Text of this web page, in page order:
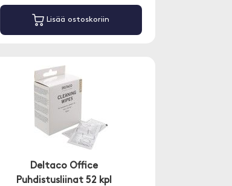
Lisää ostoskoriin
Deltaco Office
Puhdistusliinat 52 kpl